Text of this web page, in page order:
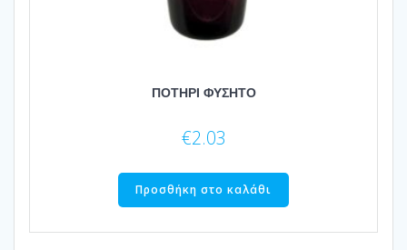
ΠΟΤΗΡΙ ΦΥΣΗΤΟ
€2.03
Προσθήκη στο καλάθι